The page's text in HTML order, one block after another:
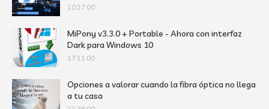
10:27:00
MiPony v3.3.0 + Portable - Ahora con interfaz
Dark para Windows 10
17:11:00
Opciones a valorar cuando la fibra óptica no llega
a tu casa